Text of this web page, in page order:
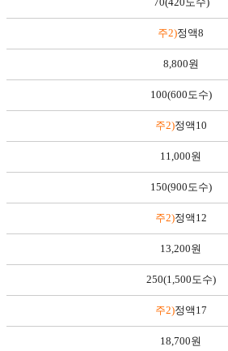
주2)정액8
8,800원
100(600도수)
주2)정액10
11,000원
150(900도수)
주2)정액12
13,200원
250(1,500도수)
주2)정액17
18,700원